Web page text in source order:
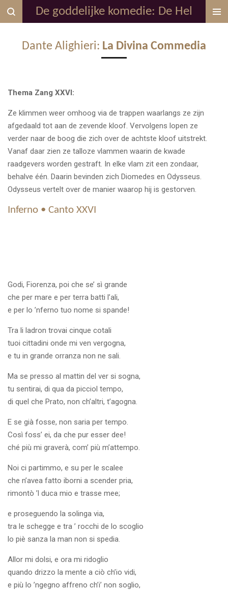
Ga
direct
De goddelijke komedie: De Hel
Dante Alighieri: La Divina Commedia
Thema Zang XXVI:
Ze klimmen weer omhoog via de trappen waarlangs ze zijn
afgedaald tot aan de zevende kloof. Vervolgens lopen ze
verder naar de boog die zich over de achtste kloof uitstrekt.
Vanaf daar zien ze talloze vlammen waarin de kwade
raadgevers worden gestraft. In elke vlam zit een zondaar,
behalve één. Daarin bevinden zich Diomedes en Odysseus.
Odysseus vertelt over de manier waarop hij is gestorven.
Inferno • Canto XXVI
Godi, Fiorenza, poi che se’ sì grande
che per mare e per terra batti l’ali,
e per lo ’nferno tuo nome si spande!
Tra li ladron trovai cinque cotali
tuoi cittadini onde mi ven vergogna,
e tu in grande orranza non ne sali.
Ma se presso al mattin del ver si sogna,
tu sentirai, di qua da picciol tempo,
di quel che Prato, non ch’altri, t’agogna.
E se già fosse, non saria per tempo.
Così foss’ ei, da che pur esser dee!
ché più mi graverà, com’ più m’attempo.
Noi ci partimmo, e su per le scalee
che n’avea fatto iborni a scender pria,
rimontò ’l duca mio e trasse mee;
e proseguendo la solinga via,
tra le schegge e tra ’ rocchi de lo scoglio
lo piè sanza la man non si spedia.
Allor mi dolsi, e ora mi ridoglio
quando drizzo la mente a ciò ch’io vidi,
e più lo ’ngegno affreno ch’i’ non soglio,